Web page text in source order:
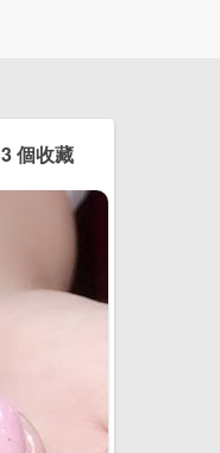
3 個收藏